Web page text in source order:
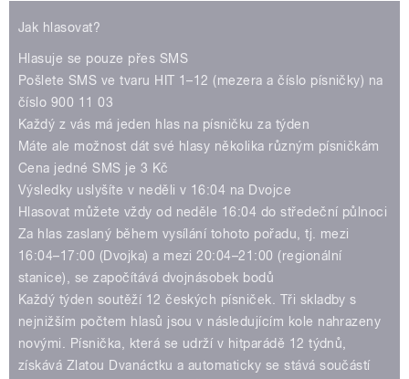
pause
Jak hlasovat?
Hlasuje se pouze přes SMS
Pošlete SMS ve tvaru HIT 1–12 (mezera a číslo písničky) na
číslo 900 11 03
Každý z vás má jeden hlas na písničku za týden
Máte ale možnost dát své hlasy několika různým písničkám
Cena jedné SMS je 3 Kč
Výsledky uslyšíte v neděli v 16:04 na Dvojce
Hlasovat můžete vždy od neděle 16:04 do středeční půlnoci
Za hlas zaslaný během vysílání tohoto pořadu, tj. mezi
16:04–17:00 (Dvojka) a mezi 20:04–21:00 (regionální
stanice), se započítává dvojnásobek bodů
Každý týden soutěží 12 českých písniček. Tři skladby s
nejnižším počtem hlasů jsou v následujícím kole nahrazeny
novými. Písnička, která se udrží v hitparádě 12 týdnů,
získává Zlatou Dvanáctku a automaticky se stává součástí